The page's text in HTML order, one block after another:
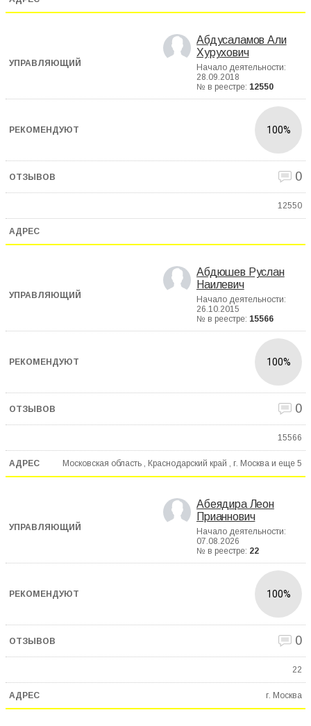
Абдусаламов Али
Хурухович
Начало деятельности:
28.09.2018
№ в реестре: 12550
100%
0
12550
Абдюшев Руслан
Наилевич
Начало деятельности:
26.10.2015
№ в реестре: 15566
100%
0
15566
Московская область , Краснодарский край , г. Москва и еще 5
Абеядира Леон
Прианнович
Начало деятельности:
07.08.2026
№ в реестре: 22
100%
0
22
г. Москва